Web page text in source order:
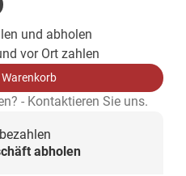
und abholen
vor Ort zahlen
- Kontaktieren Sie uns.
abholen